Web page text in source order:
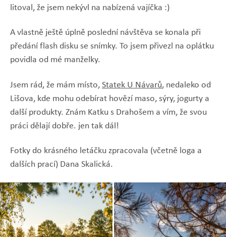
litoval, že jsem nekývl na nabízená vajíčka :)
A vlastně ještě úplně poslední návštěva se konala při
předání flash disku se snímky. To jsem přivezl na oplátku
povidla od mé manželky.
Jsem rád, že mám místo,Statek U Návarů, nedaleko od
Lišova, kde mohu odebírat hovězí maso, sýry, jogurty a
další produkty. Znám Katku s Drahošem a vím, že svou
práci dělají dobře. jen tak dál!
Fotky do krásného letáčku zpracovala (včetně loga a
dalších prací) Dana Skalická.